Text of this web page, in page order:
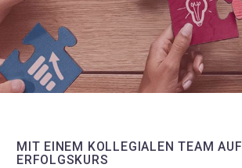
MIT EINEM KOLLEGIALEN TEAM AUF
ERFOLGSKURS